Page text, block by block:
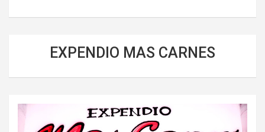
EXPENDIO MAS CARNES